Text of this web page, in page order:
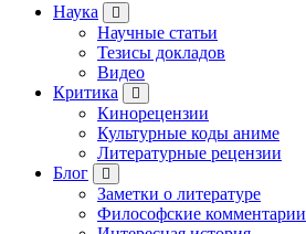
Наука
Научные статьи
Тезисы докладов
Видео
Критика
Кинорецензии
Культурные коды аниме
Литературные рецензии
Блог
Заметки о литературе
Философские комментарии